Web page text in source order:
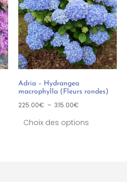
Adria – Hydrangea
macrophylla (Fleurs rondes)
225.00€ – 315.00€
Choix des options